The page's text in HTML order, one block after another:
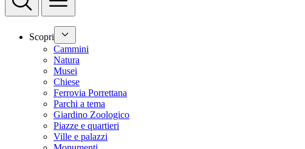
Scopri
Cammini
Natura
Musei
Chiese
Ferrovia Porrettana
Parchi a tema
Giardino Zoologico
Piazze e quartieri
Ville e palazzi